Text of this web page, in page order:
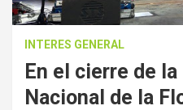
INTERES GENERAL
En el cierre de
Nacional de la